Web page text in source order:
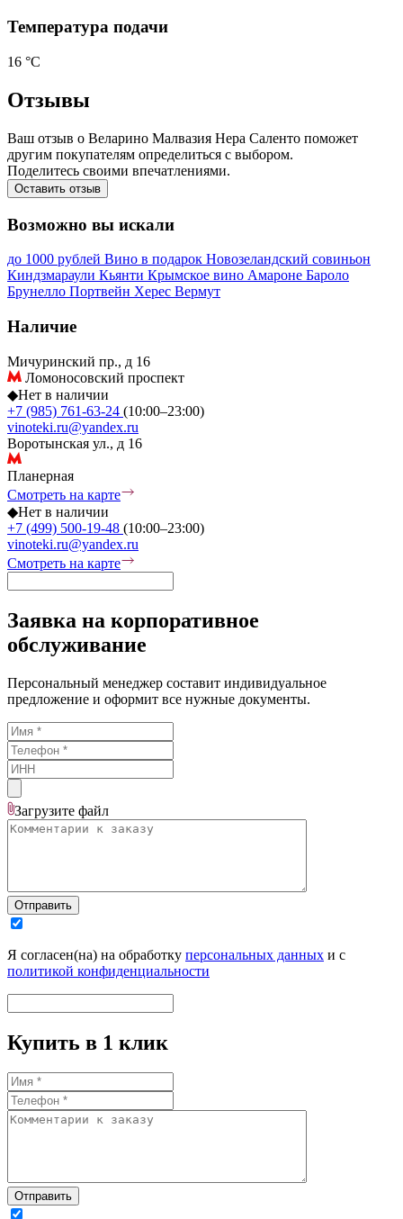
Температура подачи
16 °С
Отзывы
Ваш отзыв о Веларино Малвазия Нера Саленто поможет
другим покупателям определиться с выбором.
Поделитесь своими впечатлениями.
Оставить отзыв
Возможно вы искали
до 1000 рублей Вино в подарок Новозеландский совиньон
Киндзмараули Кьянти Крымское вино Амароне Бароло
Брунелло Портвейн Херес Вермут
Наличие
Мичуринский пр., д 16
Ломоносовский проспект
◆Нет в наличии
+7 (985) 761-63-24 (10:00–23:00)
vinoteki.ru@yandex.ru
Воротынская ул., д 16
Планерная
Смотреть на карте
◆Нет в наличии
+7 (499) 500-19-48 (10:00–23:00)
vinoteki.ru@yandex.ru
Смотреть на карте
Заявка на корпоративное
обслуживание
Персональный менеджер составит индивидуальное
предложение и оформит все нужные документы.
Загрузите файл
Отправить
Я согласен(на) на обработку персональных данных и с
политикой конфиденциальности
Купить в 1 клик
Отправить